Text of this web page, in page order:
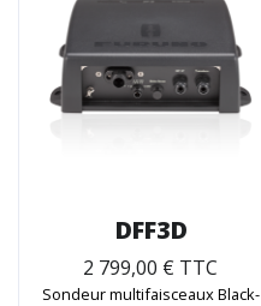
DFF3D
2 799,00 € TTC
Sondeur multifaisceaux Black-